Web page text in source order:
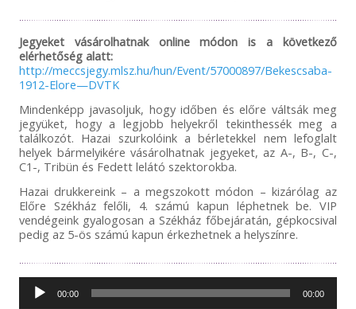
Jegyeket vásárolhatnak online módon is a következő
elérhetőség alatt:
http://meccsjegy.mlsz.hu/hun/Event/57000897/Bekescsaba-
1912-Elore—DVTK
Mindenképp javasoljuk, hogy időben és előre váltsák meg
jegyüket, hogy a legjobb helyekről tekinthessék meg a
találkozót. Hazai szurkolóink a bérletekkel nem lefoglalt
helyek bármelyikére vásárolhatnak jegyeket, az A-, B-, C-,
C1-, Tribün és Fedett lelátó szektorokba.
Hazai drukkereink – a megszokott módon – kizárólag az
Előre Székház felőli, 4. számú kapun léphetnek be. VIP
vendégeink gyalogosan a Székház főbejáratán, gépkocsival
pedig az 5-ös számú kapun érkezhetnek a helyszínre.
Audió
lejátszó
00:00 00:00